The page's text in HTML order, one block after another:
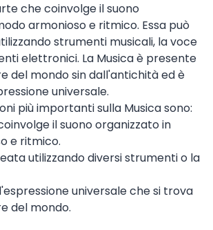
che coinvolge il suono
armonioso e ritmico. Essa può
strumenti musicali, la voce
elettronici. La Musica è presente
del mondo sin dall'antichità ed è
universale.
più importanti sulla Musica sono:
il suono organizzato in
e ritmico.
utilizzando diversi strumenti o la
universale che si trova
del mondo.